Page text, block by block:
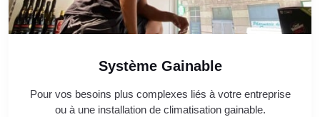
Système Gainable
Pour vos besoins plus complexes liés à votre entreprise
ou à une installation de climatisation gainable.